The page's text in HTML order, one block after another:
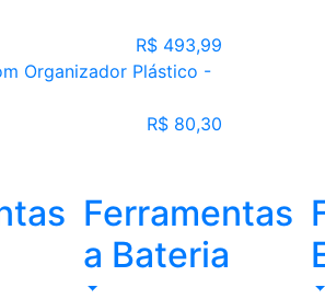
R$ 493,99
Organizador Plástico -
R$ 80,30
Ferramentas
a Bateria